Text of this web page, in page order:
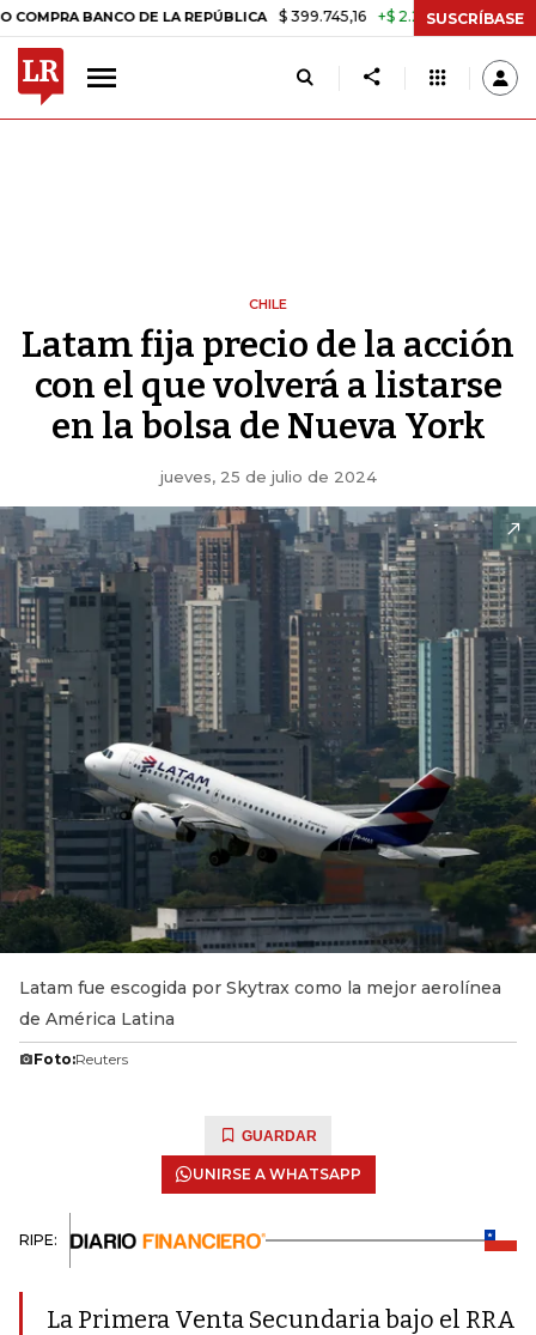
BANCO DE LA REPÚBLICA $ 399.745,16 +$ 2.295,71 +0,58% TASA
SUSCRÍBASE
CHILE
Latam fija precio de la acción
con el que volverá a listarse
en la bolsa de Nueva York
jueves, 25 de julio de 2024
Latam fue escogida por Skytrax como la mejor aerolínea
de América Latina
Foto:Reuters
GUARDAR
UNIRSE A WHATSAPP
RIPE:
La Primera Venta Secundaria bajo el RRA